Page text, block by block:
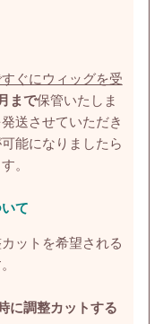
ぐにウィッグを受
まで保管いたしま
送させていただき
能になりましたら
。
て
ットを希望される
に調整カットする